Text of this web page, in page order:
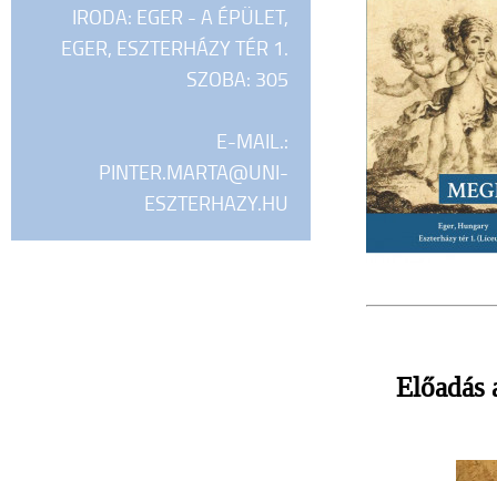
IRODA: EGER - A ÉPÜLET,
EGER, ESZTERHÁZY TÉR 1.
SZOBA: 305
E-MAIL.:
PINTER.MARTA@UNI-
ESZTERHAZY.HU